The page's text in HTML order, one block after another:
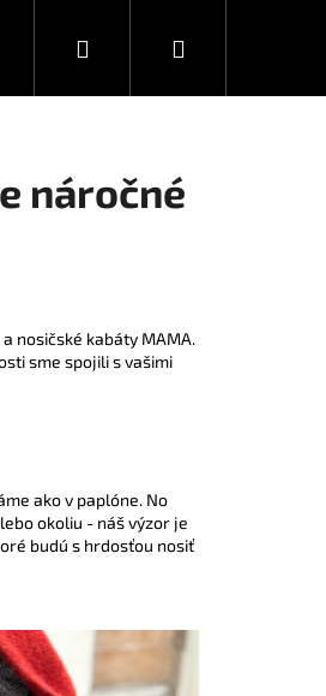
KOLEKCIA JAR/LETO 2025
PrihlásenieNákupný
náročné
nosičské kabáty MAMA.
sme spojili s vašimi
ako v paplóne. No
okoliu - náš výzor je
budú s hrdosťou nosiť